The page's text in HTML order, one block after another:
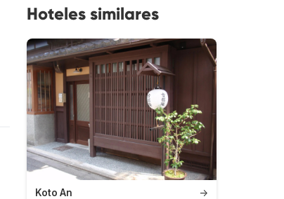
Hoteles similares
→
Koto An